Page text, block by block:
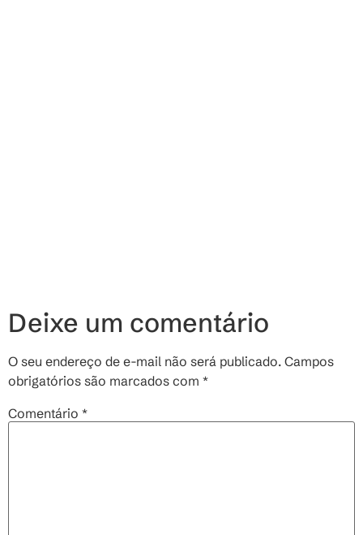
Deixe um comentário
O seu endereço de e-mail não será publicado. Campos
obrigatórios são marcados com *
Comentário *